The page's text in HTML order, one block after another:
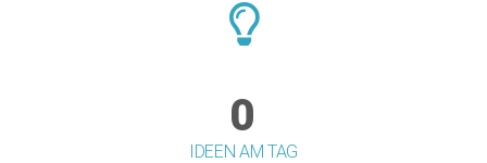
0
IDEEN AM TAG